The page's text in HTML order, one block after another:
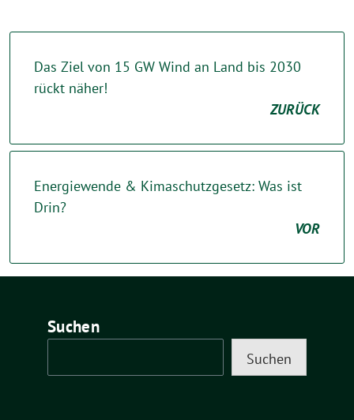
Das Ziel von 15 GW Wind an Land bis 2030
rückt näher!
ZURÜCK
Energiewende & Kimaschutzgesetz: Was ist
Drin?
VOR
Suchen
Suchen